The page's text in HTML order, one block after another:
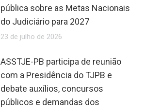
pública sobre as Metas Nacionais
do Judiciário para 2027
23 de julho de 2026
ASSTJE-PB participa de reunião
com a Presidência do TJPB e
debate auxílios, concursos
públicos e demandas dos